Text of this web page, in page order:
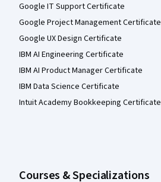
Google IT Support Certificate
Google Project Management Certificate
Google UX Design Certificate
IBM AI Engineering Certificate
IBM AI Product Manager Certificate
IBM Data Science Certificate
Intuit Academy Bookkeeping Certificate
Courses & Specializations